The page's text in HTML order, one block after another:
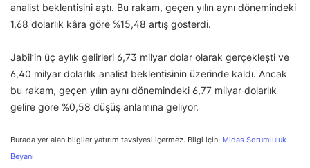
analist beklentisini aştı. Bu rakam, geçen yılın aynı dönemindeki
1,68 dolarlık kâra göre %15,48 artış gösterdi.
Jabil’in üç aylık gelirleri 6,73 milyar dolar olarak gerçekleşti ve
6,40 milyar dolarlık analist beklentisinin üzerinde kaldı. Ancak
bu rakam, geçen yılın aynı dönemindeki 6,77 milyar dolarlık
gelire göre %0,58 düşüş anlamına geliyor.
Burada yer alan bilgiler yatırım tavsiyesi içermez. Bilgi için: Midas Sorumluluk
Beyanı